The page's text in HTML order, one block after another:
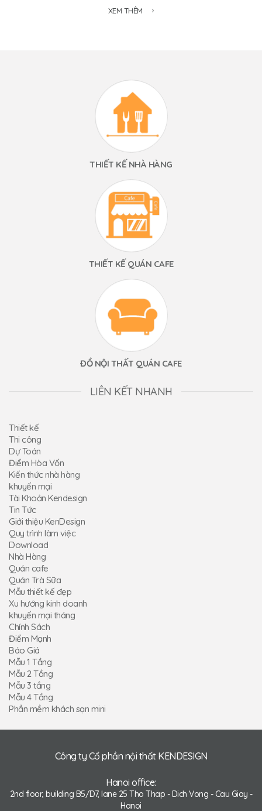
XEM THÊM
THIẾT KẾ NHÀ HÀNG
THIẾT KẾ QUÁN CAFE
ĐỒ NỘI THẤT QUÁN CAFE
LIÊN KẾT NHANH
Thiết kế
Thi công
Dự Toán
Điểm Hòa Vốn
Kiến thức nhà hàng
khuyến mại
Tài Khoản Kendesign
Tin Tức
Giới thiệu KenDesign
Quy trình làm việc
Download
Nhà Hàng
Quán cafe
Quán Trà Sữa
Mẫu thiết kế đẹp
Xu hướng kinh doanh
khuyến mại tháng
Chính Sách
Điểm Mạnh
Báo Giá
Mẫu 1 Tầng
Mẫu 2 Tầng
Mẫu 3 tầng
Mẫu 4 Tầng
Phần mềm khách sạn mini
Công ty Cổ phần nội thất KENDESIGN
Hanoi office:
2nd floor, building B5/D7, lane 25 Tho Thap - Dich Vong - Cau Giay -
Hanoi